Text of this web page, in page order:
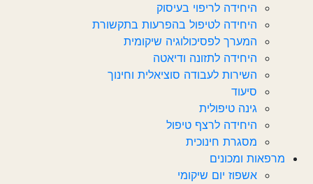
היחידה לריפוי בעיסוק
היחידה לטיפול בהפרעות בתקשורת
המערך לפסיכולוגיה שיקומית
היחידה לתזונה ודיאטה
השירות לעבודה סוציאלית וחינוך
סיעוד
גינה טיפולית
היחידה לרצף טיפול
מסגרת חינוכית
מרפאות ומכונים
אשפוז יום שיקומי